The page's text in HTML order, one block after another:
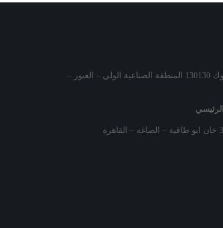
قطعة رقم 5 بلوك 130130 المنطقة الصناعية الولي – العبور –